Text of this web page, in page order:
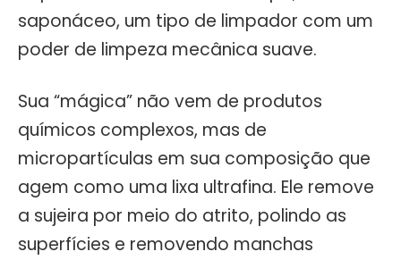
saponáceo, um tipo de limpador com um
poder de limpeza mecânica suave.
Sua “mágica” não vem de produtos
químicos complexos, mas de
micropartículas em sua composição que
agem como uma lixa ultrafina. Ele remove
a sujeira por meio do atrito, polindo as
superfícies e removendo manchas